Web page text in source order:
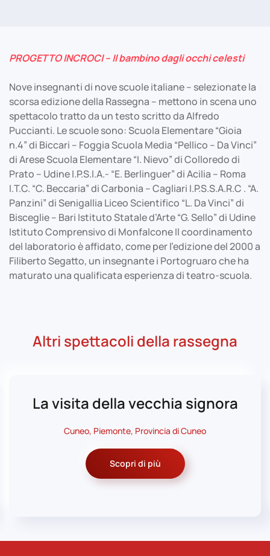
PROGETTO INCROCI – Il bambino dagli occhi celesti
Nove insegnanti di nove scuole italiane – selezionate la
scorsa edizione della Rassegna – mettono in scena uno
spettacolo tratto da un testo scritto da Alfredo
Puccianti. Le scuole sono: Scuola Elementare “Gioia
n.4” di Biccari – Foggia Scuola Media “Pellico – Da Vinci”
di Arese Scuola Elementare “I. Nievo” di Colloredo di
Prato – Udine I.P.S.I.A.- “E. Berlinguer” di Acilia – Roma
I.T.C. “C. Beccaria” di Carbonia – Cagliari I.P.S.S.A.R.C . “A.
Panzini” di Senigallia Liceo Scientifico “L. Da Vinci” di
Bisceglie – Bari Istituto Statale d’Arte “G. Sello” di Udine
Istituto Comprensivo di Monfalcone Il coordinamento
del laboratorio è affidato, come per l’edizione del 2000 a
Filiberto Segatto, un insegnante i Portogruaro che ha
maturato una qualificata esperienza di teatro-scuola.
Altri spettacoli della rassegna
La visita della vecchia signora
Cuneo, Piemonte, Provincia di Cuneo
Scopri di più